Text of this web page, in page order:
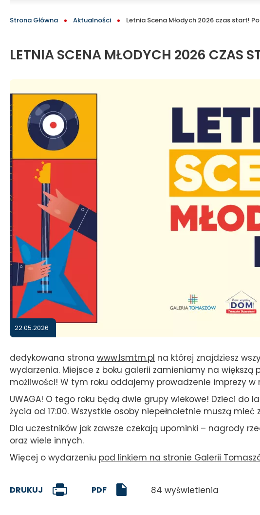
scenie
Galerii
Tomaszów!
Kocham
Tomaszów!
oficjalny
serwis
turystyczny
Tomaszowa
Mazowieckiego
okolic
ŚCIEŻKA
Strona Główna Aktualności Letnia Scena Młodych 2026 czas start!
LETNIA SCENA MŁODYCH 2026 CZAS
22.05.2026
dedykowana strona www.lsmtm.pl na której znajdziesz
wydarzenia. Miejsce z boku galerii zamieniamy na
możliwości! W tym roku oddajemy prowadzenie imprezy
UWAGA! O tego roku będą dwie grupy wiekowe! Dzieci do
życia od 17:00. Wszystkie osoby niepełnoletnie muszą
Dla uczestników jak zawsze czekają upominki – nagrody
oraz wiele innych.
Więcej o wydarzeniu pod linkiem na stronie Galerii
DRUKUJ
Will PDF 84 wyświetlenia